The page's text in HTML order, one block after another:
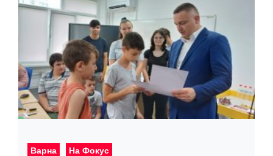
Варна На Фокус